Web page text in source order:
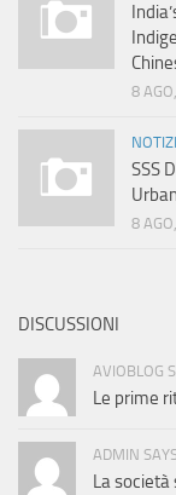
8
SSS
8
DISCUSSIONI
AVIOBLOG
Le prime
ADMIN
La società